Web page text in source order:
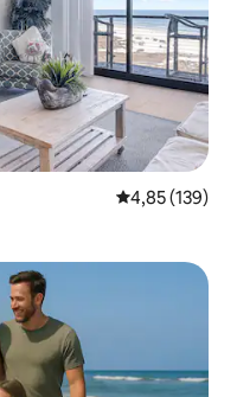
5 üzerinden
4,85 (139)